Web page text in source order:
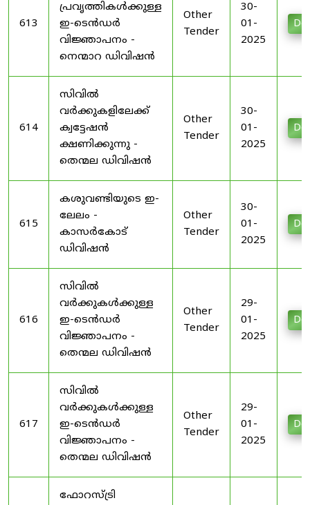
613
പ്രവൃത്തികൾക്കുള്ള
ഇ-ടെൻഡർ
വിജ്ഞാപനം -
നെന്മാറ ഡിവിഷൻ
Other
Tender
30-
01-
2025
614
സിവിൽ
വർക്കുകളിലേക്ക്
ക്വട്ടേഷൻ
ക്ഷണിക്കുന്നു -
തെന്മല ഡിവിഷൻ
Other
Tender
30-
01-
2025
615
കശുവണ്ടിയുടെ ഇ-
ലേലം -
കാസർകോട്
ഡിവിഷൻ
Other
Tender
30-
01-
2025
616
സിവിൽ
വർക്കുകൾക്കുള്ള
ഇ-ടെൻഡർ
വിജ്ഞാപനം -
തെന്മല ഡിവിഷൻ
Other
Tender
29-
01-
2025
617
സിവിൽ
വർക്കുകൾക്കുള്ള
ഇ-ടെൻഡർ
വിജ്ഞാപനം -
തെന്മല ഡിവിഷൻ
Other
Tender
29-
01-
2025
ഫോറസ്ട്രി